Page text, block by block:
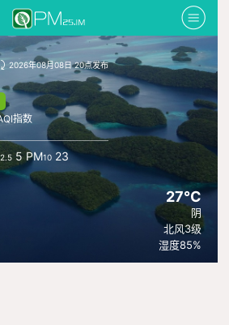
2026年08月08日 20点发布
指数
2.5 5 PM10 23
27°C
阴
北风3级
湿度85%